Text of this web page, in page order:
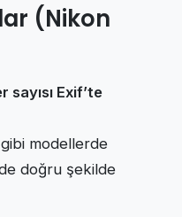
(Nikon
sayısı Exif’te
modellerde
doğru şekilde